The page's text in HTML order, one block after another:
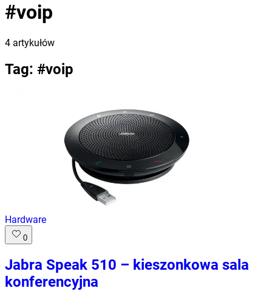
#voip
4 artykułów
Tag: #voip
Hardware
0
Jabra Speak 510 – kieszonkowa sala
konferencyjna